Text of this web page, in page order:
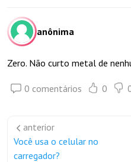
anônima
Zero. Não curto metal de
0 comentários 0
anterior
Você usa o celular no
carregador?